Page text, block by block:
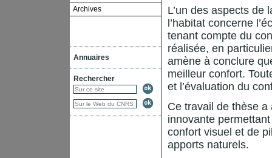
Archives
Annuaires
Rechercher
L’un des aspects de
l’habitat concerne
tenant compte du
réalisée, en
amène à conclure
meilleur confort.
et l’évaluation du
Ce travail de thèse a
innovante
confort visuel et de
apports naturels.